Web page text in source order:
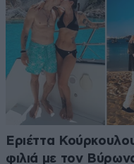
Εριέττα
φιλιά με τον